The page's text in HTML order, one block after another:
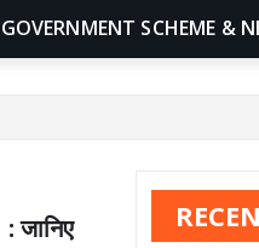
GOVERNMENT SCHEME &